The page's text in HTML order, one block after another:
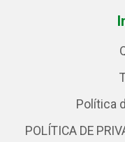
Política
POLÍTICA DE